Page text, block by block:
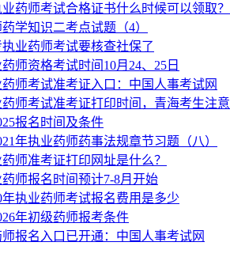
药师考试合格证书什么时候可以领取？
学知识二考点试题（4）
业药师考试要核查社保了
师资格考试时间10月24、25日
药师考试准考证入口：中国人事考试网
药师考试准考证打印时间，青海考生注
报名时间及条件
年执业药师药事法规章节习题（八）
师准考证打印网址是什么？
师报名时间预计7-8月开始
年执业药师考试报名费用是多少
年初级药师报考条件
师报名入口已开通：中国人事考试网